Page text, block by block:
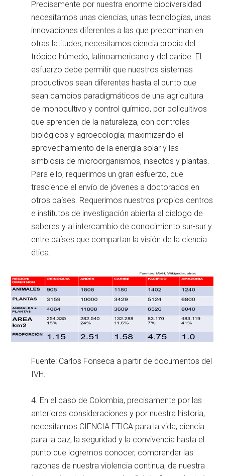
Precisamente por nuestra enorme biodiversidad
necesitamos unas ciencias, unas tecnologías, unas
innovaciones diferentes a las que predominan en
otras latitudes; necesitamos ciencia propia del
trópico húmedo, latinoamericano y del caribe. El
esfuerzo debe permitir que nuestros sistemas
productivos sean diferentes hasta el punto que
sean cambios paradigmáticos de una agricultura
de monocultivo y control químico, por policultivos
que aprenden de la naturaleza, con controles
biológicos y agroecología; maximizando el
aprovechamiento de la energía solar y las
simbiosis de microorganismos, insectos y plantas.
Para ello, requerimos un gran esfuerzo, que
trasciende el envío de jóvenes a doctorados en
otros países. Requerimos nuestros propios centros
e institutos de investigación abierta al dialogo de
saberes y al intercambio de conocimiento sur-sur y
entre países que compartan la visión de la ciencia
ética.
Fuente: Carlos Fonseca a partir de documentos del
IVH.
4. En el caso de Colombia, precisamente por las
anteriores consideraciones y por nuestra historia,
necesitamos CIENCIA ETICA para la vida; ciencia
para la paz, la seguridad y la convivencia hasta el
punto que logremos conocer, comprender las
razones de nuestra violencia continua, de nuestra